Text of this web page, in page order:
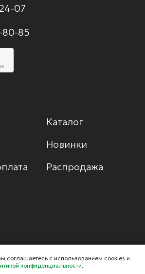
соглашаетесь с использованием cookies и
конфиденциальности.